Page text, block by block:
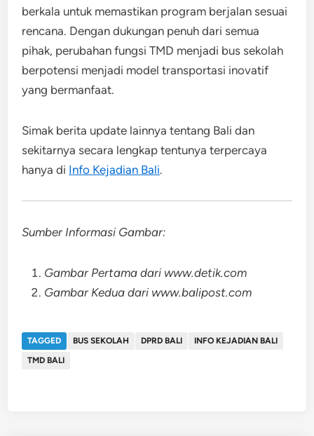
berkala untuk memastikan program berjalan sesuai
rencana. Dengan dukungan penuh dari semua
pihak, perubahan fungsi TMD menjadi bus sekolah
berpotensi menjadi model transportasi inovatif
yang bermanfaat.
Simak berita update lainnya tentang Bali dan
sekitarnya secara lengkap tentunya terpercaya
hanya di Info Kejadian Bali.
Sumber Informasi Gambar:
Gambar Pertama dari www.detik.com
Gambar Kedua dari www.balipost.com
TAGGED BUS SEKOLAH DPRD BALI
INFO KEJADIAN BALI
TMD BALI